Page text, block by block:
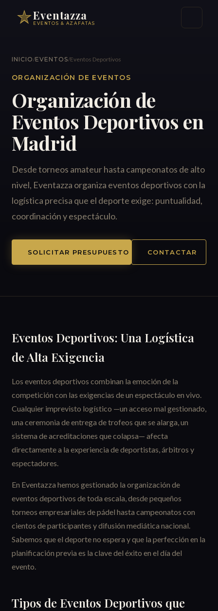
Eventazza
EVENTOS & AZAFATAS
INICIO/EVENTOS/Eventos Deportivos
ORGANIZACIÓN DE EVENTOS
Organización de
Eventos Deportivos en
Madrid
Desde torneos amateur hasta campeonatos de alto
nivel, Eventazza organiza eventos deportivos con la
logística precisa que el deporte exige: puntualidad,
coordinación y espectáculo.
SOLICITAR PRESUPUESTO CONTACTAR
Eventos Deportivos: Una Logística
de Alta Exigencia
Los eventos deportivos combinan la emoción de la
competición con las exigencias de un espectáculo en vivo.
Cualquier imprevisto logístico —un acceso mal gestionado,
una ceremonia de entrega de trofeos que se alarga, un
sistema de acreditaciones que colapsa— afecta
directamente a la experiencia de deportistas, árbitros y
espectadores.
En Eventazza hemos gestionado la organización de
eventos deportivos de toda escala, desde pequeños
torneos empresariales de pádel hasta campeonatos con
cientos de participantes y difusión mediática nacional.
Sabemos que el deporte no espera y que la perfección en la
planificación previa es la clave del éxito en el día del
evento.
Tipos de Eventos Deportivos que